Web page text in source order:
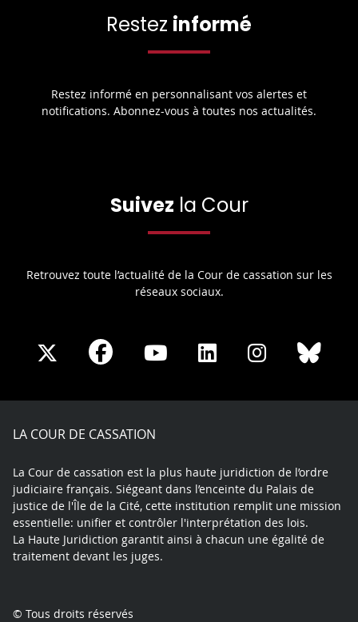
Restez informé
Restez informé en personnalisant vos alertes et
notifications. Abonnez-vous à toutes nos actualités.
Suivez la Cour
Retrouvez toute l’actualité de la Cour de cassation sur les
réseaux sociaux.
Share
X
Share
Facebook
Share
Youtube
Share
LinkedIn
Share
Instagram
LA COUR DE CASSATION
La Cour de cassation est la plus haute juridiction de l’ordre
judiciaire français. Siégeant dans l’enceinte du Palais de
justice de l'Île de la Cité, cette institution remplit une mission
essentielle: unifier et contrôler l'interprétation des lois.
La Haute Juridiction garantit ainsi à chacun une égalité de
traitement devant les juges.
© Tous droits réservés